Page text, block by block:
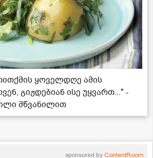
ყოველდღე ამის
გიჟდებიან ისე უყვართ..." -
მწვანილით
sponsored by ContentRoom